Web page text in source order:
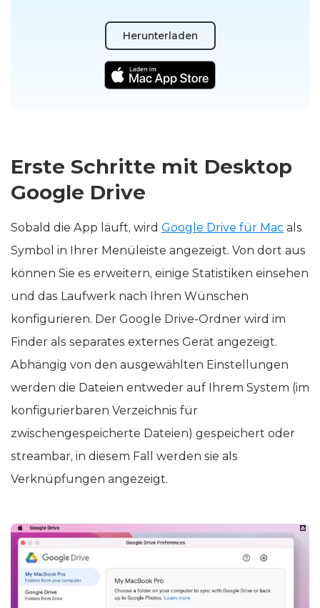
Herunterladen
Erste Schritte mit Desktop
Google Drive
Sobald die App läuft, wird Google Drive für Mac als
Symbol in Ihrer Menüleiste angezeigt. Von dort aus
können Sie es erweitern, einige Statistiken einsehen
und das Laufwerk nach Ihren Wünschen
konfigurieren. Der Google Drive-Ordner wird im
Finder als separates externes Gerät angezeigt.
Abhängig von den ausgewählten Einstellungen
werden die Dateien entweder auf Ihrem System (im
konfigurierbaren Verzeichnis für
zwischengespeicherte Dateien) gespeichert oder
streambar, in diesem Fall werden sie als
Verknüpfungen angezeigt.